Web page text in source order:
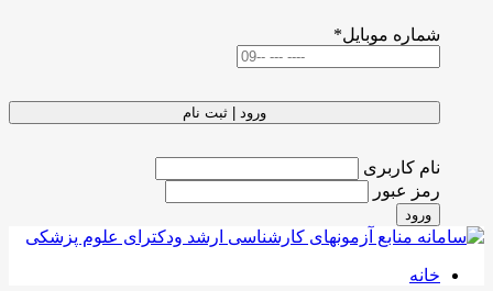
شماره موبایل *
ورود | ثبت نام
نام کاربری
رمز عبور
خانه